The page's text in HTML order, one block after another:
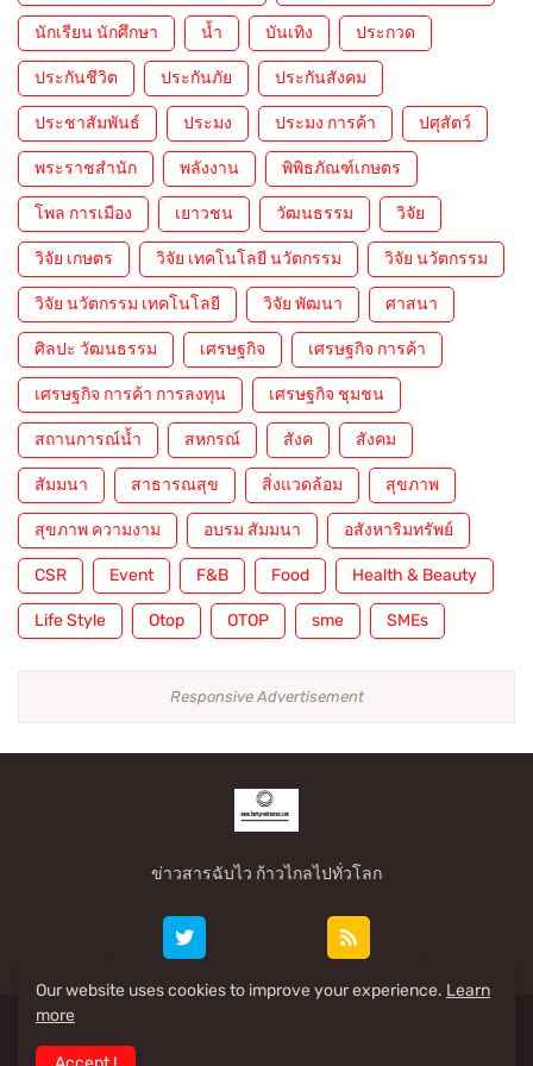
นักเรียน นักศึกษา น้ำ บันเทิง ประกวด
ประกันชีวิต ประกันภัย ประกันสังคม
ประชาสัมพันธ์ ประมง ประมง การค้า ปศุสัตว์
พระราชสำนัก พลังงาน พิพิธภัณฑ์เกษตร
โพล การเมือง เยาวชน วัฒนธรรม วิจัย
วิจัย เกษตร วิจัย เทคโนโลยี นวัตกรรม วิจัย นวัตกรรม
วิจัย นวัตกรรม เทคโนโลยี วิจัย พัฒนา ศาสนา
ศิลปะ วัฒนธรรม เศรษฐกิจ เศรษฐกิจ การค้า
เศรษฐกิจ การค้า การลงทุน เศรษฐกิจ ชุมชน
สถานการณ์น้ำ สหกรณ์ สังค สังคม
สัมมนา สาธารณสุข สิ่งแวดล้อม สุขภาพ
สุขภาพ ความงาม อบรม สัมมนา อสังหาริมทรัพย์
CSR Event F&B Food Health & Beauty
Life Style Otop OTOP sme SMEs
Responsive Advertisement
ข่าวสารฉับไว ก้าวไกลไปทั่วโลก
Our website uses cookies to improve your experience. Learn
more